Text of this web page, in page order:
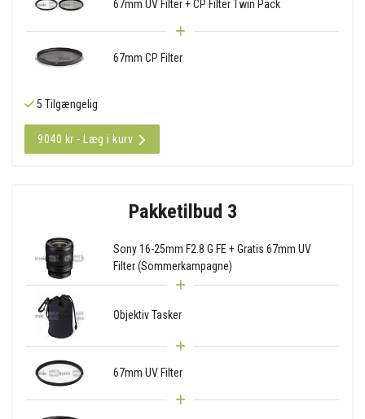
67mm UV Filter + CP Filter Twin Pack
67mm CP Filter
5 Tilgængelig
9040 kr - Læg i kurv
Pakketilbud 3
Sony 16-25mm F2.8 G FE + Gratis 67mm UV
Filter (Sommerkampagne)
Objektiv Tasker
67mm UV Filter